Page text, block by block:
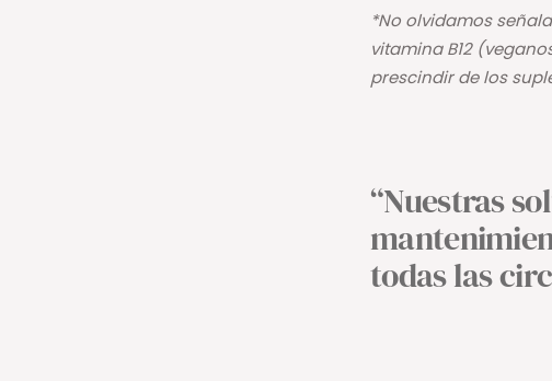
*No olvidamos
vitamina B12
prescindir de los
“Nuestras
todas las